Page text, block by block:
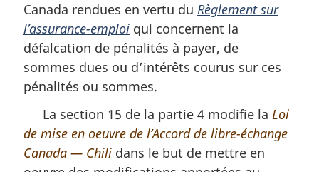
Canada rendues en vertu du Règlement sur
l’assurance-emploi qui concernent la
défalcation de pénalités à payer, de
sommes dues ou d’intérêts courus sur ces
pénalités ou sommes.
La section 15 de la partie 4 modifie la Loi
de mise en oeuvre de l’Accord de libre-échange
Canada — Chili dans le but de mettre en